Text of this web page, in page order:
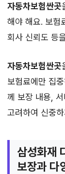
자동차보험싼곳
해야 해요. 보험
회사 신뢰도 등
자동차보험싼곳
보험료에만 집
께 보장 내용,
고려하여 신중
삼성화재
보장과 다